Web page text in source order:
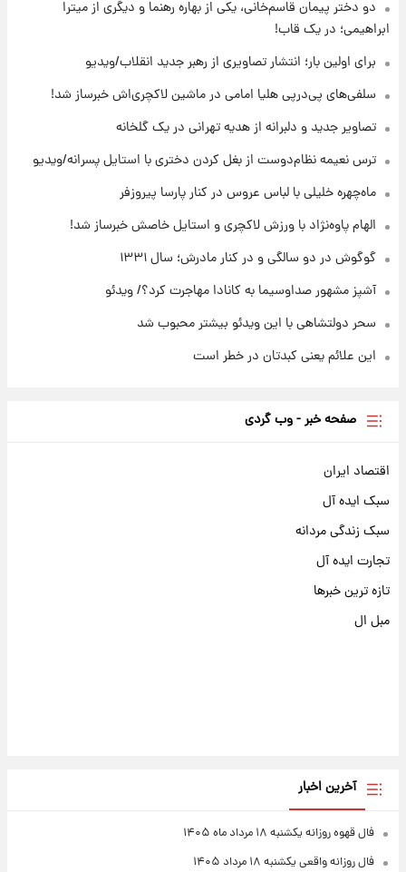
۱۷ ساعت پیش
با قدرتمندترین و بادوام ترین تانک جهان آشنا
شوید+ فیلم
۱۸ ساعت پیش
دو دختر پیمان قاسم‌خانی، یکی از بهاره رهنما و دیگری از میترا
ابراهیمی؛ در یک قاب!
برای اولین بار؛ انتشار تصاویری از رهبر جدید انقلاب/ویدیو
سلفی‌های پی‌درپی هلیا امامی در ماشین لاکچری‌اش خبرساز شد!
تصاویر جدید و دلبرانه از هدیه تهرانی در یک گلخانه
ترس نعیمه نظام‌دوست از بغل کردن دختری با استایل پسرانه/ویدیو
ماه‌چهره خلیلی با لباس عروس در کنار پارسا پیروزفر
الهام پاوه‌نژاد با ورزش لاکچری و استایل خاصش خبرساز شد!
گوگوش در دو سالگی و در کنار مادرش؛ سال ۱۳۳۱
آشپز مشهور صداوسیما به کانادا مهاجرت کرد؟/ ویدئو
سحر دولتشاهی با این ویدئو بیشتر محبوب شد
این علائم یعنی کبدتان در خطر است
صفحه خبر - وب گردی
اقتصاد ایران
سبک ایده آل
سبک زندگی مردانه
تجارت ایده آل
تازه ترین خبرها
مبل ال
آخرین اخبار
فال قهوه روزانه یکشنبه ۱۸ مرداد ماه ۱۴۰۵
فال روزانه واقعی یکشنبه ۱۸ مرداد ۱۴۰۵